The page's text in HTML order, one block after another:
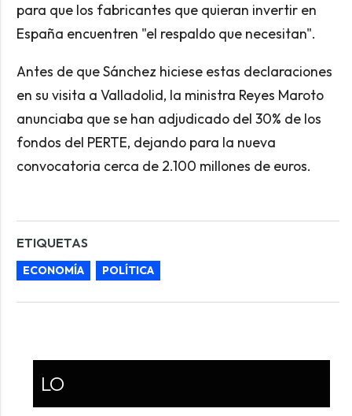
para que los fabricantes que quieran invertir en
España encuentren "el respaldo que necesitan".
Antes de que Sánchez hiciese estas declaraciones
en su visita a Valladolid, la ministra Reyes Maroto
anunciaba que se han adjudicado del 30% de los
fondos del PERTE, dejando para la nueva
convocatoria cerca de 2.100 millones de euros.
ETIQUETAS
ECONOMÍA POLÍTICA
LO